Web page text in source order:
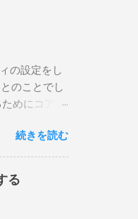
。 今回は私
回はちょ
今回は手元
使った交信
トウェアで
の様になっ
ながってい
換でき
の設定をし
のことでし
めにコア分
。結論とし
実行しま
た。 適当
> inf.txt #
ので、ここ
続きを読む
る